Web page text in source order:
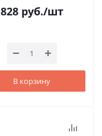
828руб./шт
В корзину